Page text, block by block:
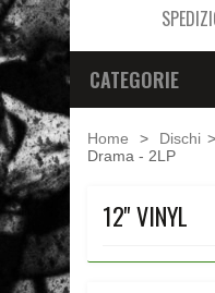
CATEGORIE
Home > Dischi >
Drama - 2LP
12'' VINYL